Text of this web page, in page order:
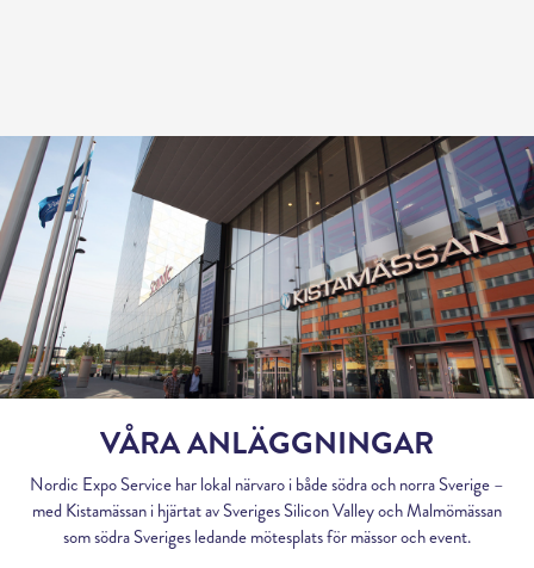
VÅRA ANLÄGGNINGAR
Nordic Expo Service har lokal närvaro i både södra och norra Sverige –
med Kistamässan i hjärtat av Sveriges Silicon Valley och Malmömässan
som södra Sveriges ledande mötesplats för mässor och event.